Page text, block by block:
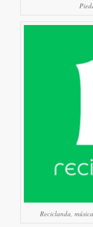
Reciclanda,